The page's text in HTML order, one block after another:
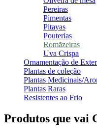
Pereiras
Pimentas
Pitayas
Pouterias
Romãzeiras
Uva Crispa
Ornamentação de
Plantas de coleção
Plantas Medicinais/
Plantas Raras
Resistentes ao Frio
Produtos que vai